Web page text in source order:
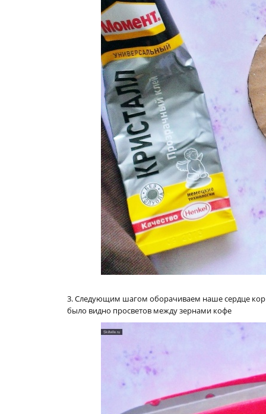
3. Следующим шагом оборачиваем наше сердце
было видно просветов между зернами кофе